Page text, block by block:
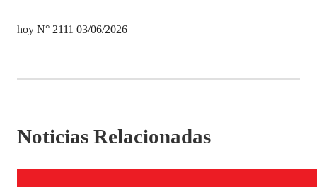
hoy N° 2111 03/06/2026
Noticias Relacionadas